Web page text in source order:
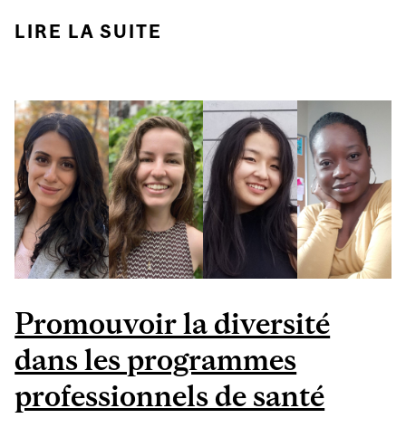
LIRE LA SUITE
CHANGEMENTS
CLIMATIQUES
Promouvoir la diversité
dans les programmes
professionnels de santé